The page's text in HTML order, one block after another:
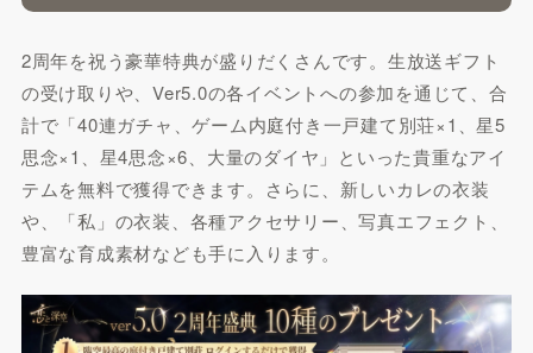
2周年を祝う豪華特典が盛りだくさんです。生放送ギフト
の受け取りや、Ver5.0の各イベントへの参加を通じて、合
計で「40連ガチャ、ゲーム内庭付き一戸建て別荘×1、星5
思念×1、星4思念×6、大量のダイヤ」といった貴重なアイ
テムを無料で獲得できます。さらに、新しいカレの衣装
や、「私」の衣装、各種アクセサリー、写真エフェクト、
豊富な育成素材なども手に入ります。